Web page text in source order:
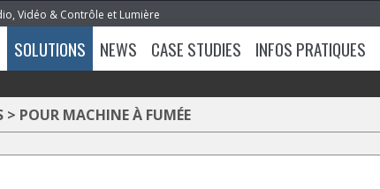
Vidéo & Contrôle et Lumière
SOLUTIONS NEWS CASE STUDIES INFOS PRATIQUES
> POUR MACHINE À FUMÉE